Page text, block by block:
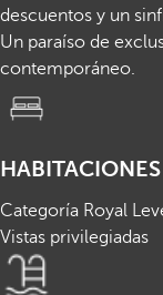
descuentos y un
Un paraíso de
contemporáneo.
Categoría Royal
Vistas privilegiadas